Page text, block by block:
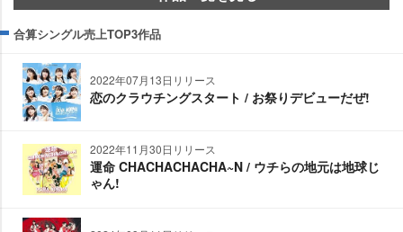
合算シングル売上TOP3作品
2022年07月13日リリース
恋のクラウチングスタート / お祭りデビューだぜ!
2022年11月30日リリース
運命 CHACHACHACHA~N / ウチらの地元は地球じ
ゃん!